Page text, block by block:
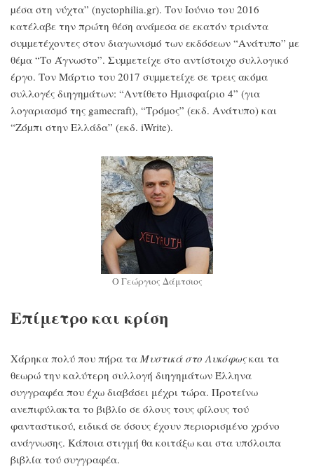
µέσα στη νύχτα” (nyctophilia.gr). Τον Ιούνιο του 2016
κατέλαβε την πρώτη θέση ανάµεσα σε εκατόν τριάντα
συµµετέχοντες στον διαγωνισµό των εκδόσεων “Ανάτυπο” µε
θέµα “Το Άγνωστο”. Συµµετείχε στο αντίστοιχο συλλογικό
έργο. Τον Μάρτιο του 2017 συµµετείχε σε τρεις ακόµα
συλλογές διηγηµάτων: “Αντίθετο Ηµισφαίριο 4” (για
λογαριασµό της gamecraft), “Τρόµος” (εκδ. Ανάτυπο) και
“Ζόµπι στην Ελλάδα” (εκδ. iWrite).
Ο Γεώργιος Δάμτσιος
Επίμετρο και κρίση
Χάρηκα πολύ που πήρα τα Μυστικά στο Λυκόφωςκαι τα
θεωρώ την καλύτερη συλλογή διηγημάτων Έλληνα
συγγραφέα που έχω διαβάσει μέχρι τώρα. Προτείνω
ανεπιφύλακτα το βιβλίο σε όλους τους φίλους τού
φανταστικού, ειδικά σε όσους έχουν περιορισμένο χρόνο
ανάγνωσης. Κάποια στιγμή θα κοιτάξω και στα υπόλοιπα
βιβλία τού συγγραφέα.